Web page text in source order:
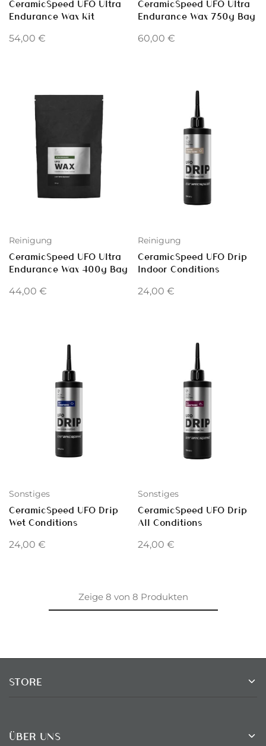
CeramicSpeed UFO Ultra
Endurance Wax Kit
54,00 €
CeramicSpeed UFO Ultra
Endurance Wax 750g Bag
60,00 €
Reinigung
CeramicSpeed UFO Ultra
Endurance Wax 400g Bag
44,00 €
Reinigung
CeramicSpeed UFO Drip
Indoor Conditions
24,00 €
Sonstiges
CeramicSpeed UFO Drip
Wet Conditions
24,00 €
Sonstiges
CeramicSpeed UFO Drip
All Conditions
24,00 €
Zeige8 von 8 Produkten
STORE
ÜBER UNS